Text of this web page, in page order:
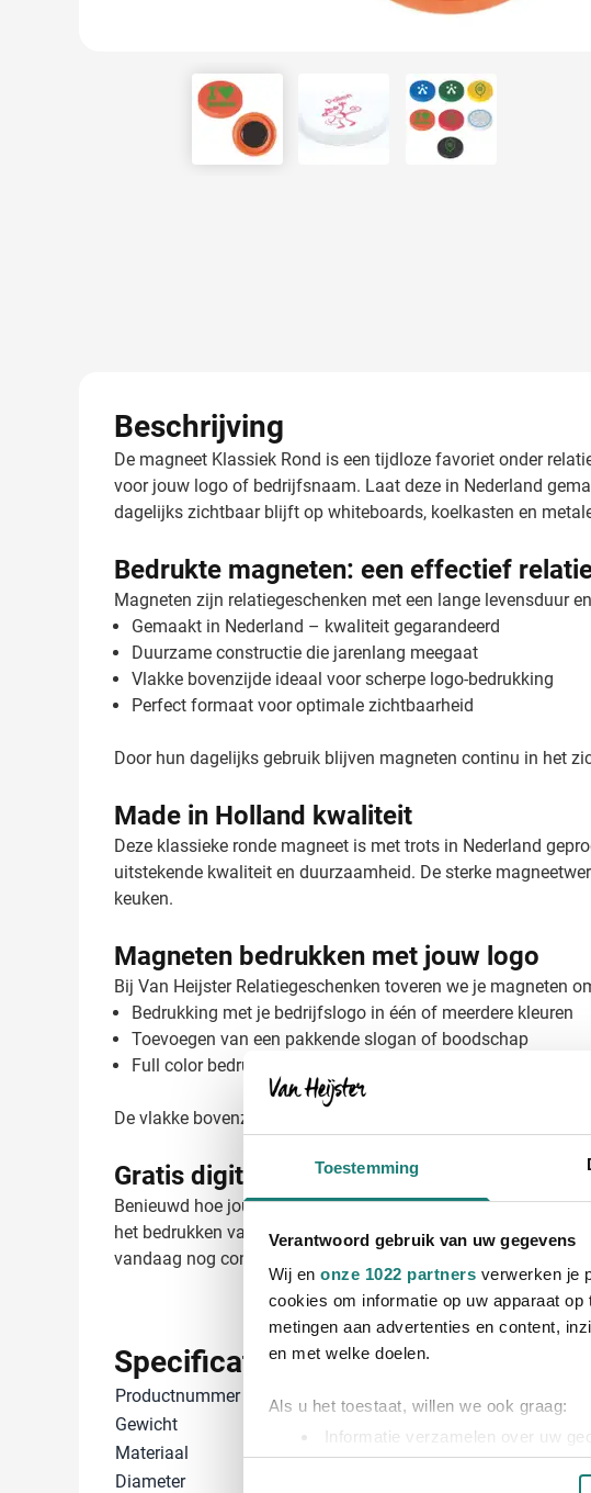
Toestemming
Verantwoord gebruik van uw gegevens
Wij en onze 1022 partners verwerken je
cookies om informatie op uw apparaat
metingen aan advertenties en content,
en met welke doelen.
Als u het toestaat, willen we ook graag:
Informatie verzamelen over uw
Uw apparaat identificeren door
View larger imageView larger imageView larger image
Beschrijving
De magneet Klassiek Rond is een tijdloze favoriet onder
voor jouw logo of bedrijfsnaam. Laat deze in Nederland
dagelijks zichtbaar blijft op whiteboards, koelkasten en
Bedrukte magneten: een effectief
Magneten zijn relatiegeschenken met een lange levensduur
Gemaakt in Nederland – kwaliteit gegarandeerd
Duurzame constructie die jarenlang meegaat
Vlakke bovenzijde ideaal voor scherpe logo-bedrukking
Perfect formaat voor optimale zichtbaarheid
Door hun dagelijks gebruik blijven magneten continu in het
Made in Holland kwaliteit
Deze klassieke ronde magneet is met trots in Nederland
uitstekende kwaliteit en duurzaamheid. De sterke
keuken.
Magneten bedrukken met jouw logo
Bij Van Heijster Relatiegeschenken toveren we je magneten
Bedrukking met je bedrijfslogo in één of meerdere kleuren
Toevoegen van een pakkende slogan of boodschap
Full color bedrukking voor maximale impact
De vlakke bovenzijde van deze magneet zorgt voor een
Gratis digitaal voorbeeld van je bedrukte
Benieuwd hoe jouw logo eruitziet op onze Klassiek Ronde
het bedrukken van relatiegeschenken zorgen wij voor een
vandaag nog contact op voor een persoonlijk advies of
Specificaties
Productnummer
19462566
Gewicht
Materiaal
Kunststof
Diameter